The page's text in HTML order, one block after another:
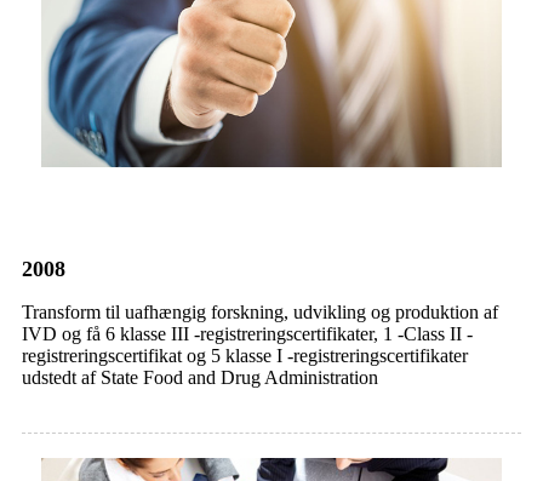
2008
Transform til uafhængig forskning, udvikling og produktion af
IVD og få 6 klasse III -registreringscertifikater, 1 -Class II -
registreringscertifikat og 5 klasse I -registreringscertifikater
udstedt af State Food and Drug Administration